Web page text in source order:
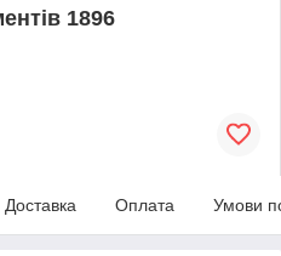
1896
Доставка Оплата Умови